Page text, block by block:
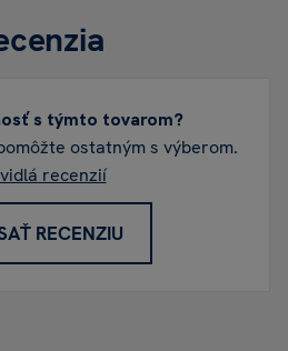
s týmto tovarom?
ostatným s výberom.
recenzií
RECENZIU